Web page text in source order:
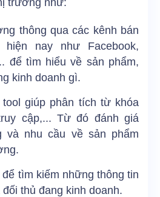
thông qua các kênh bán
hiện nay như Facebook,
để tìm hiểu về sản phẩm,
kinh doanh gì.
giúp phân tích từ khóa
cập,... Từ đó đánh giá
và nhu cầu về sản phẩm
tìm kiếm những thông tin
thủ đang kinh doanh.